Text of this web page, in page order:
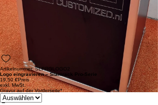
Artikelnummer: SLPRGLOGO2
Logo eingravieren – Slamrack Pro-Serie
19,50 €Preis
exkl. MwSt.
Gravur auf der Vorderseite*